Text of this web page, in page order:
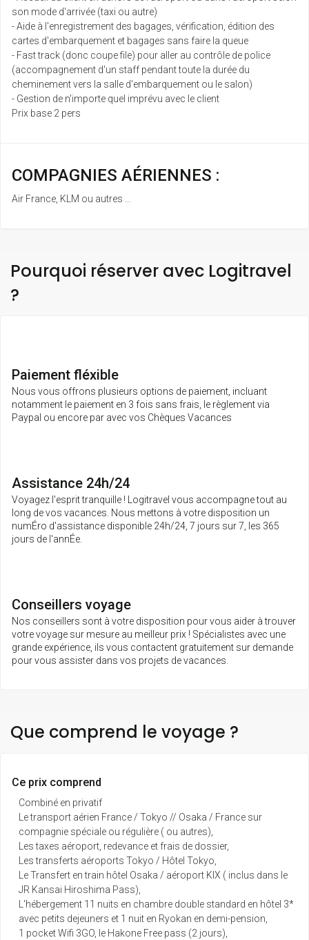
son mode d'arrivée (taxi ou autre)
- Aide à l'enregistrement des bagages, vérification, édition des
cartes d'embarquement et bagages sans faire la queue
- Fast track (donc coupe file) pour aller au contrôle de police
(accompagnement d'un staff pendant toute la durée du
cheminement vers la salle d'embarquement ou le salon)
- Gestion de n'importe quel imprévu avec le client
Prix base 2 pers
COMPAGNIES AÉRIENNES :
Air France, KLM ou autres ...
Pourquoi réserver avec Logitravel
?
Paiement fléxible
Nous vous offrons plusieurs options de paiement, incluant
notamment le paiement en 3 fois sans frais, le règlement via
Paypal ou encore par avec vos Chèques Vacances
Assistance 24h/24
Voyagez l'esprit tranquille ! Logitravel vous accompagne tout au
long de vos vacances. Nous mettons à votre disposition un
numÉro d'assistance disponible 24h/24, 7 jours sur 7, les 365
jours de l'annÉe.
Conseillers voyage
Nos conseillers sont à votre disposition pour vous aider à trouver
votre voyage sur mesure au meilleur prix ! Spécialistes avec une
grande expérience, ils vous contactent gratuitement sur demande
pour vous assister dans vos projets de vacances.
Que comprend le voyage ?
Ce prix comprend
Combiné en privatif
Le transport aérien France / Tokyo // Osaka / France sur
compagnie spéciale ou régulière ( ou autres),
Les taxes aéroport, redevance et frais de dossier,
Les transferts aéroports Tokyo / Hôtel Tokyo,
Le Transfert en train hôtel Osaka / aéroport KIX ( inclus dans le
JR Kansai Hiroshima Pass),
L'hébergement 11 nuits en chambre double standard en hôtel 3*
avec petits dejeuners et 1 nuit en Ryokan en demi-pension,
1 pocket Wifi 3GO, le Hakone Free pass (2 jours),